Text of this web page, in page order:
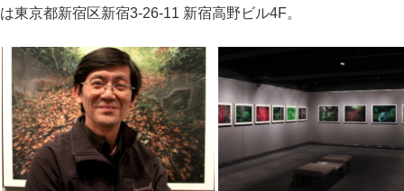
は東京都新宿区新宿3-26-11 新宿高野ビル4F。